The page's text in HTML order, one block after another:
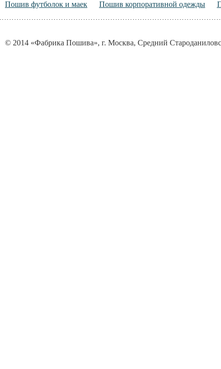
Пошив футболок и маек Пошив корпоративной одежды
© 2014 «Фабрика Пошива», г. Москва, Средний